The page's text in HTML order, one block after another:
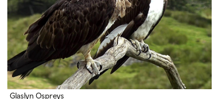
Glaslyn Ospreys